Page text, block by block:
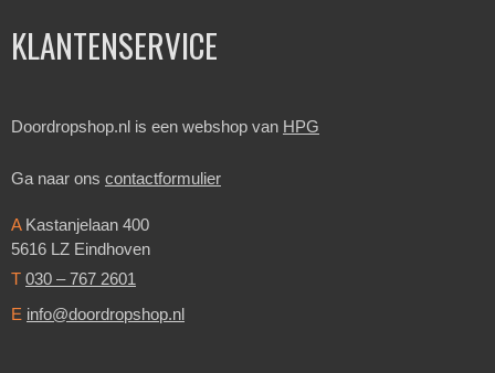
KLANTENSERVICE
Doordropshop.nl is een webshop van HPG
Ga naar ons contactformulier
AKastanjelaan 400
5616 LZ Eindhoven
T 030 – 767 2601
E info@doordropshop.nl